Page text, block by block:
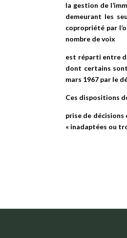
la gestion de
demeurant les
copropriété par
nombre de voix
est réparti entre
dont certains
mars 1967 par le
Ces dispositions
prise de
« inadaptées ou